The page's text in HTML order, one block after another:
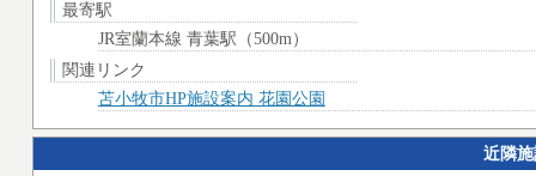
最寄駅
JR室蘭本線 青葉駅（500m）
関連リンク
苫小牧市HP施設案内 花園公園
近隣